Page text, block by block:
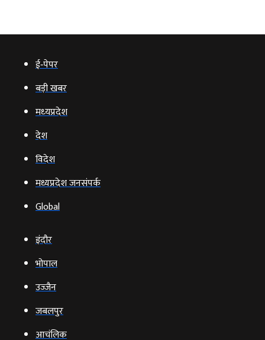
ई‑पेपर
बड़ी खबर
मध्‍यप्रदेश
देश
विदेश
मध्यप्रदेश जनसंपर्क
Global
इंदौर
भोपाल
उज्‍जैन
जबलपुर
आचंलिक